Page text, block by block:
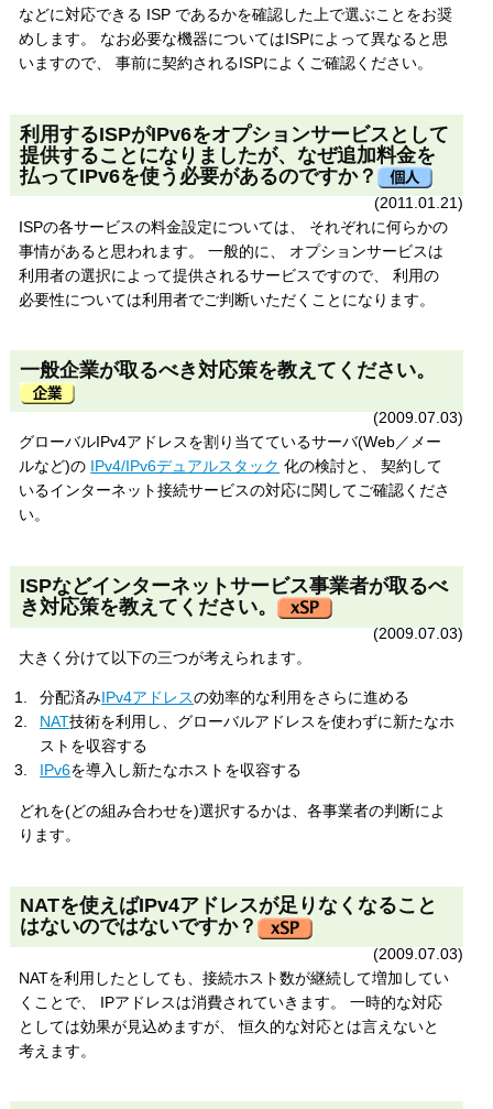
などに対応できる ISP であるかを確認した上で選ぶことをお奨
めします。 なお必要な機器についてはISPによって異なると思
いますので、 事前に契約されるISPによくご確認ください。
利用するISPがIPv6をオプションサービスとして
提供することになりましたが、なぜ追加料金を
払ってIPv6を使う必要があるのですか？
(2011.01.21)
ISPの各サービスの料金設定については、 それぞれに何らかの
事情があると思われます。 一般的に、 オプションサービスは
利用者の選択によって提供されるサービスですので、 利用の
必要性については利用者でご判断いただくことになります。
一般企業が取るべき対応策を教えてください。
(2009.07.03)
グローバルIPv4アドレスを割り当てているサーバ(Web／メー
ルなど)の IPv4/IPv6デュアルスタック 化の検討と、 契約して
いるインターネット接続サービスの対応に関してご確認くださ
い。
ISPなどインターネットサービス事業者が取るべ
き対応策を教えてください。
(2009.07.03)
大きく分けて以下の三つが考えられます。
分配済みIPv4アドレスの効率的な利用をさらに進める
NAT技術を利用し、グローバルアドレスを使わずに新たなホ
ストを収容する
IPv6を導入し新たなホストを収容する
どれを(どの組み合わせを)選択するかは、各事業者の判断によ
ります。
NATを使えばIPv4アドレスが足りなくなること
はないのではないですか？
(2009.07.03)
NATを利用したとしても、接続ホスト数が継続して増加してい
くことで、 IPアドレスは消費されていきます。 一時的な対応
としては効果が見込めますが、 恒久的な対応とは言えないと
考えます。